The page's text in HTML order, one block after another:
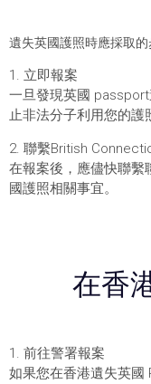
遺失英國護照時應採取的
1. 立即報案
一旦發現英國
止非法分子利用您的護
2. 聯繫British
在報案後，應儘快聯
國護照相關事宜。
在香
1. 前往警署報案
如果您在香港遺失英國